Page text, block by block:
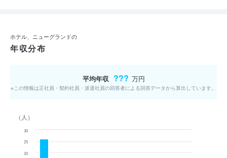
ホテル、ニューグランドの
年収分布
平均年収 ??? 万円
※この情報は正社員・契約社員・派遣社員の回答者による回答データから算出しています。
（人）
20
25
30